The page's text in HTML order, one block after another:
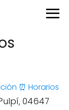
⏰ Horarios
04647